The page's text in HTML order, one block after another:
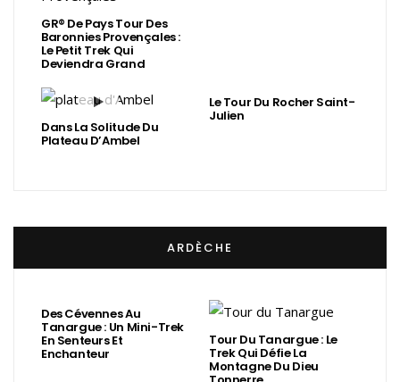
GR® De Pays Tour Des
Baronnies Provençales :
Le Petit Trek Qui
Deviendra Grand
Dans La Solitude Du
Plateau D’Ambel
Le Tour Du Rocher Saint-
Julien
ARDÈCHE
Des Cévennes Au
Tanargue : Un Mini-Trek
En Senteurs Et
Enchanteur
Tour Du Tanargue : Le
Trek Qui Défie La
Montagne Du Dieu